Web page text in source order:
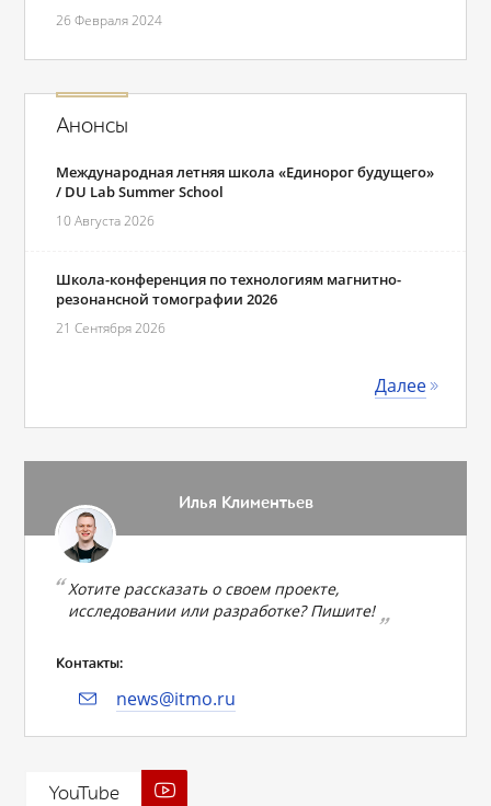
26 Февраля 2024
Анонсы
Международная летняя школа «Единорог будущего»
/ DU Lab Summer School
10 Августа 2026
Школа-конференция по технологиям магнитно-
резонансной томографии 2026
21 Сентября 2026
Далее
Илья Климентьев
Хотите рассказать о своем проекте,
исследовании или разработке? Пишите!
Контакты:
news@itmo.ru
YouTube